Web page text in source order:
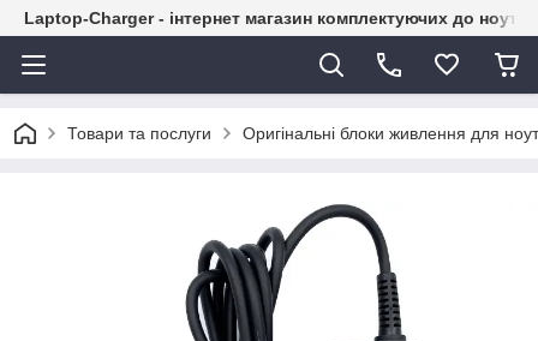
Laptop-Charger - інтернет магазин комплектуючих до
Товари та послуги Оригінальні блоки живлення для